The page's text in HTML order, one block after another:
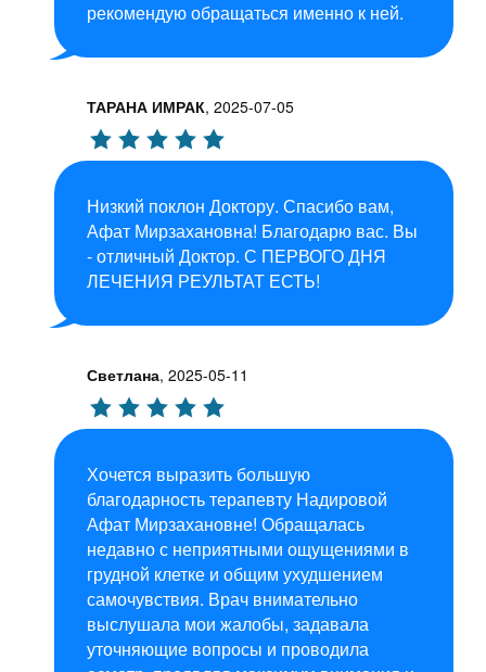
рекомендую обращаться именно к ней.
ТАРАНА ИМРАК, 2025-07-05
Низкий поклон Доктору. Спасибо вам,
Афат Мирзахановна! Благодарю вас. Вы
- отличный Доктор. С ПЕРВОГО ДНЯ
ЛЕЧЕНИЯ РЕУЛЬТАТ ЕСТЬ!
Светлана, 2025-05-11
Хочется выразить большую
благодарность терапевту Надировой
Афат Мирзахановне! Обращалась
недавно с неприятными ощущениями в
грудной клетке и общим ухудшением
самочувствия. Врач внимательно
выслушала мои жалобы, задавала
уточняющие вопросы и проводила